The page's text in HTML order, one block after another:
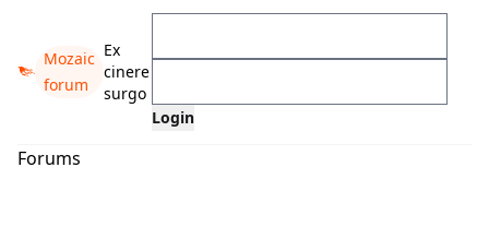
Mozaic
forum
Ex
cinere
surgo
Forums